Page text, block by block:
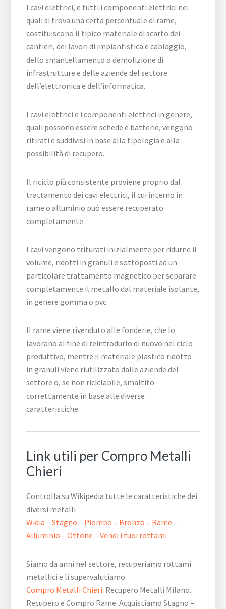
I cavi elettrici, e tutti i componenti elettrici nei
quali si trova una certa percentuale di rame,
costituiscono il tipico materiale di scarto dei
cantieri, dei lavori di impiantistica e cablaggio,
dello smantellamento o demolizione di
infrastrutture e delle aziende del settore
dell’elettronica e dell’informatica.
I cavi elettrici e i componenti elettrici in genere,
quali possono essere schede e batterie, vengono
ritirati e suddivisi in base alla tipologia e alla
possibilità di recupero.
Il riciclo più consistente proviene proprio dal
trattamento dei cavi elettrici, il cui interno in
rame o alluminio può essere recuperato
completamente.
I cavi vengono triturati inizialmente per ridurne il
volume, ridotti in granuli e sottoposti ad un
particolare trattamento magnetico per separare
completamente il metallo dal materiale isolante,
in genere gomma o pvc.
Il rame viene rivenduto alle fonderie, che lo
lavorano al fine di reintrodurlo di nuovo nel ciclo
produttivo, mentre il materiale plastico ridotto
in granuli viene riutilizzato dalle aziende del
settore o, se non riciclabile, smaltito
correttamente in base alle diverse
caratteristiche.
Link utili per Compro Metalli
Chieri
Controlla su Wikipedia tutte le caratteristiche dei
diversi metalli
Widia –Stagno – Piombo – Bronzo – Rame –
Alluminio –Ottone –Vendi i tuoi rottami
Siamo da anni nel settore, recuperiamo rottami
metallici e li supervalutiamo.
Compro Metalli Chieri: Recupero Metalli Milano.
Recupero e Compro Rame. Acquistiamo Stagno –